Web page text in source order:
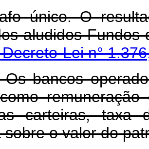
único. O
aludidos
Decreto-Lei n°
Os bancos
carteiras, taxa
sobre o valor do